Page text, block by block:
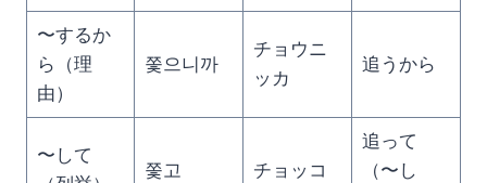
〜するか
ら（理
由）
쫓으니까
チョウニ
ッカ
追うから
〜して
쫓고 チョッコ
追って
（〜し